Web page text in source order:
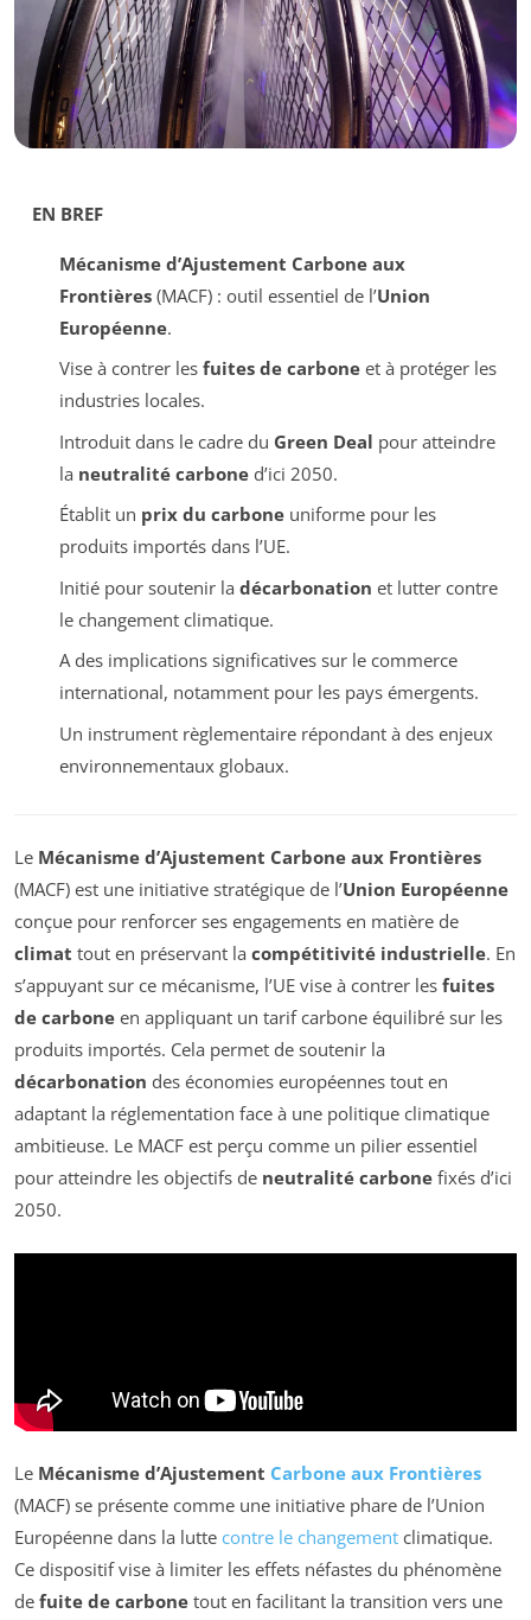
EN BREF
Mécanisme d’Ajustement Carbone aux
Frontières(MACF) : outil essentiel de l’Union
Européenne.
Vise à contrer les fuites de carboneet à protéger les
industries locales.
Introduit dans le cadre du Green Deal pour atteindre
la neutralité carboned’ici 2050.
Établit un prix du carboneuniforme pour les
produits importés dans l’UE.
Initié pour soutenir la décarbonation et lutter contre
le changement climatique.
A des implications significatives sur le commerce
international, notamment pour les pays émergents.
Un instrument règlementaire répondant à des enjeux
environnementaux globaux.
Le Mécanisme d’Ajustement Carbone aux Frontières
(MACF) est une initiative stratégique de l’Union Européenne
conçue pour renforcer ses engagements en matière de
climat tout en préservant la compétitivité industrielle. En
s’appuyant sur ce mécanisme, l’UE vise à contrer les fuites
de carbone en appliquant un tarif carbone équilibré sur les
produits importés. Cela permet de soutenir la
décarbonation des économies européennes tout en
adaptant la réglementation face à une politique climatique
ambitieuse. Le MACF est perçu comme un pilier essentiel
pour atteindre les objectifs de neutralité carbone fixés d’ici
2050.
Le Mécanisme d’Ajustement Carbone aux Frontières
(MACF) se présente comme une initiative phare de l’Union
Européenne dans la lutte contre le changement climatique.
Ce dispositif vise à limiter les effets néfastes du phénomène
de fuite de carbone tout en facilitant la transition vers une